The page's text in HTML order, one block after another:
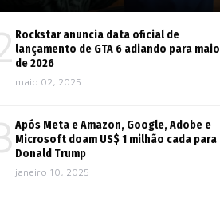
Rockstar anuncia data oficial de
lançamento de GTA 6 adiando para maio
de 2026
maio 02, 2025
Após Meta e Amazon, Google, Adobe e
Microsoft doam US$ 1 milhão cada para
Donald Trump
janeiro 10, 2025